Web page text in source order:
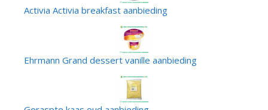
Activia Activia breakfast aanbieding
Ehrmann Grand dessert vanille aanbieding